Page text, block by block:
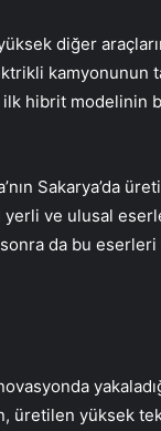
diğer
kamyonunun
hibrit modelinin
Sakarya’da
yerli ve ulusal
da bu
üretilen yüksek